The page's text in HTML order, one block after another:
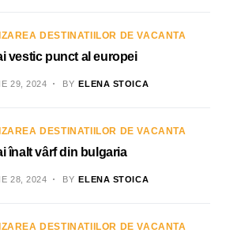
DESTINATIILOR DE VACANTA
vestic punct al europei
29, 2024 BY ELENA STOICA
DESTINATIILOR DE VACANTA
înalt vârf din bulgaria
28, 2024 BY ELENA STOICA
DESTINATIILOR DE VACANTA